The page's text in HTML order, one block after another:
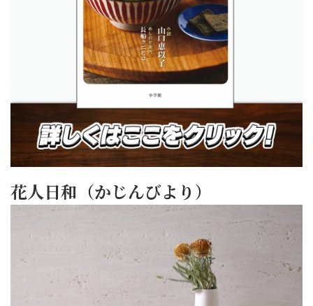
花人日和（かじんびより）